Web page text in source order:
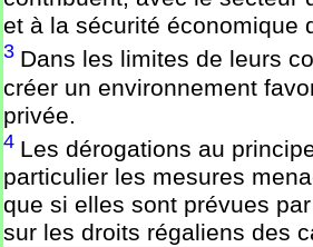
et à la sécurité économique
3 Dans les limites de leurs
créer un environnement
privée.
4 Les dérogations au
particulier les mesures
que si elles sont prévues
sur les droits régaliens des